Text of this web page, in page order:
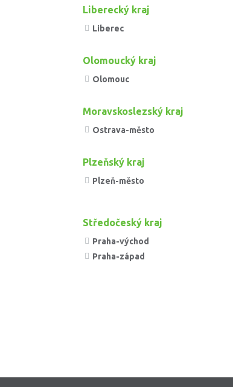
Liberecký kraj
Liberec
Olomoucký kraj
Olomouc
Moravskoslezský kraj
Ostrava-město
Plzeňský kraj
Plzeň-město
Středočeský kraj
Praha-východ
Praha-západ